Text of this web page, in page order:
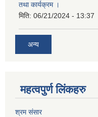
तथा कार्यक्रम ।
मिति: 06/21/2024 - 13:37
अन्य
महत्वपुर्ण लि‌ंकहरु
श्रम संसार